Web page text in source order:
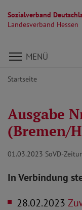
Sozialverband
Landesverband Hessen
Direkt zu den
MENÜ
Startseite
Ausgabe
(Bremen/
01.03.2023 SoVD-
In Verbindung
28.02.2023